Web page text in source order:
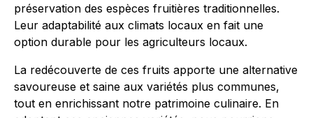
préservation des espèces fruitières traditionnelles.
Leur adaptabilité aux climats locaux en fait une
option durable pour les agriculteurs locaux.
La redécouverte de ces fruits apporte une alternative
savoureuse et saine aux variétés plus communes,
tout en enrichissant notre patrimoine culinaire. En